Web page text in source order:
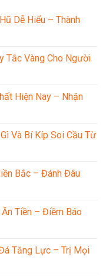
Dễ Hiểu – Thành
Tắc Vàng Cho Người
Hiện Nay – Nhận
Và Bí Kíp Soi Cầu Từ
Bắc – Đánh Đâu
Tiền – Điềm Báo
Tăng Lực – Trị Mọi